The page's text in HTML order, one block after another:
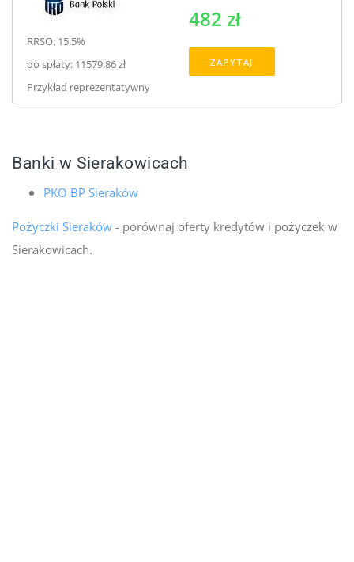
RRSO: 15.5%
do spłaty: 11579.86 zł
Przykład reprezentatywny
482 zł
ZAPYTAJ
Banki w Sierakowicach
PKO BP Sieraków
Pożyczki Sieraków- porównaj oferty kredytów i pożyczek w
Sierakowicach.